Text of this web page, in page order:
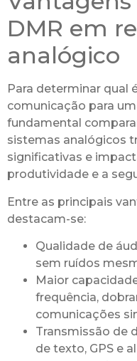
DMR em
analógico
Para determinar qual
comunicação para
fundamental
sistemas analógicos
significativas e
produtividade e a
Entre as principais
destacam-se:
Qualidade de
sem ruídos
Maior
frequência,
comunicações
Transmissão de
de texto, GPS e